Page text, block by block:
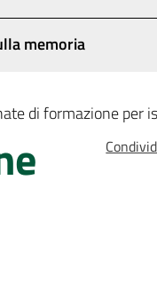
memoria
di formazione per